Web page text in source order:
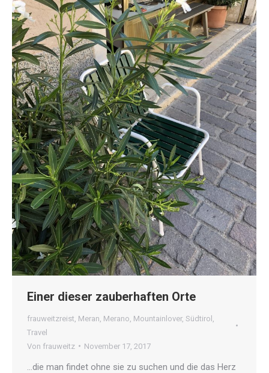
Einer dieser zauberhaften Orte
frauweitzreist Meran Merano Mountainlover, Südtirol
Travel
Von frauweitz November 17, 2017
…die man findet ohne sie zu suchen und die das Herz